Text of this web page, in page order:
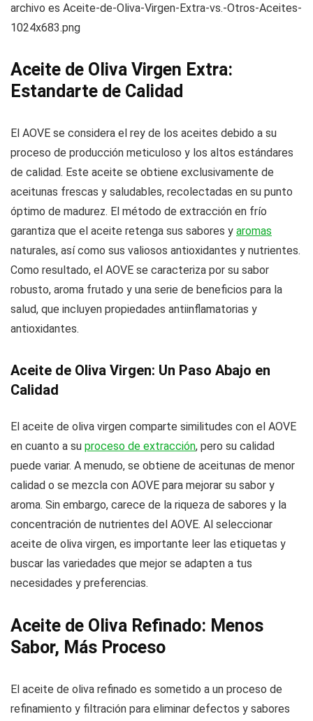
Aceite de Oliva Virgen Extra:
Estandarte de Calidad
El AOVE se considera el rey de los aceites debido a su
proceso de producción meticuloso y los altos estándares
de calidad. Este aceite se obtiene exclusivamente de
aceitunas frescas y saludables, recolectadas en su punto
óptimo de madurez. El método de extracción en frío
garantiza que el aceite retenga sus sabores y aromas
naturales, así como sus valiosos antioxidantes y nutrientes.
Como resultado, el AOVE se caracteriza por su sabor
robusto, aroma frutado y una serie de beneficios para la
salud, que incluyen propiedades antiinflamatorias y
antioxidantes.
Aceite de Oliva Virgen: Un Paso Abajo en
Calidad
El aceite de oliva virgen comparte similitudes con el AOVE
en cuanto a su proceso de extracción, pero su calidad
puede variar. A menudo, se obtiene de aceitunas de menor
calidad o se mezcla con AOVE para mejorar su sabor y
aroma. Sin embargo, carece de la riqueza de sabores y la
concentración de nutrientes del AOVE. Al seleccionar
aceite de oliva virgen, es importante leer las etiquetas y
buscar las variedades que mejor se adapten a tus
necesidades y preferencias.
Aceite de Oliva Refinado: Menos
Sabor, Más Proceso
El aceite de oliva refinado es sometido a un proceso de
refinamiento y filtración para eliminar defectos y sabores